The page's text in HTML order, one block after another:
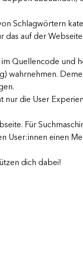
Schlagwörtern
das auf der
im Quellencode und
wahrnehmen.
nur die User
Für
User:innen einen
dich dabei!